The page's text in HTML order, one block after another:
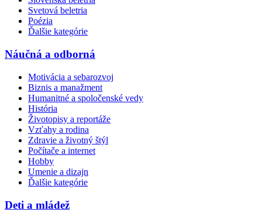
Svetová beletria
Poézia
Ďalšie kategórie
Náučná a odborná
Motivácia a sebarozvoj
Biznis a manažment
Humanitné a spoločenské vedy
História
Životopisy a reportáže
Vzťahy a rodina
Zdravie a životný štýl
Počítače a internet
Hobby
Umenie a dizajn
Ďalšie kategórie
Deti a mládež